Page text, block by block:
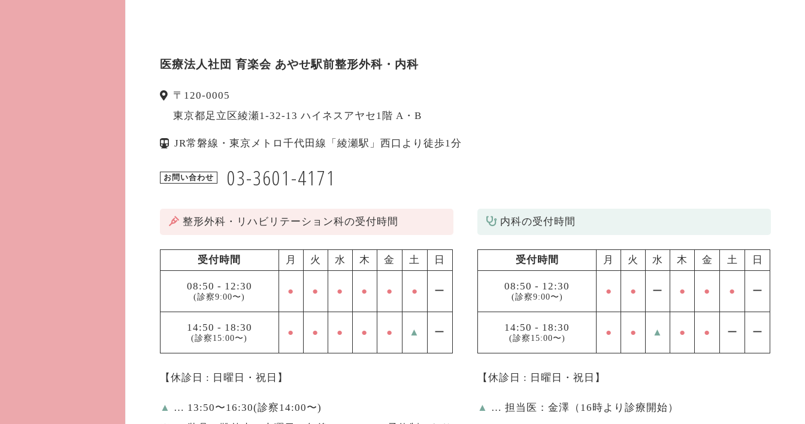
医療法人社団 育楽会 あやせ駅前整形外科・内科
〒 120-0005
東京都足立区綾瀬1-32-13 ハイネスアヤセ1階 A・B
JR常磐線・東京メトロ千代田線「綾瀬駅」西口より徒歩1分
お問い合わせ 03-3601-4171
整形外科・リハビリテーション科の受付時間
受付時間 月 火 水 木 金 土 日
08:50 - 12:30
(診察9:00〜)
● ● ● ● ● ● ー
14:50 - 18:30
(診察15:00〜)
● ● ● ● ● ▲ ー
【休診日 : 日曜日・祝日】
▲
… 13:50〜16:30(診察14:00〜)
内科の受付時間
受付時間 月 火 水 木 金 土 日
08:50 - 12:30
(診察9:00〜)
● ● ー ● ● ● ー
14:50 - 18:30
(診察15:00〜)
● ● ▲ ● ● ー ー
【休診日 : 日曜日・祝日】
▲ … 担当医：金澤（16時より診療開始）